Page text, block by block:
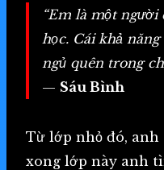
“Em là một
học. Cái khả
ngủ quên trong
— Sáu Bình
Từ lớp nhỏ đó, anh
xong lớp này anh